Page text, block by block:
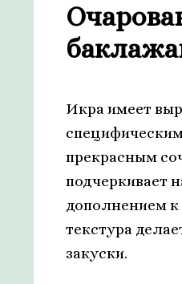
Икра имеет
прекрасным
подчеркивает
дополнением к
текстура
закуски.